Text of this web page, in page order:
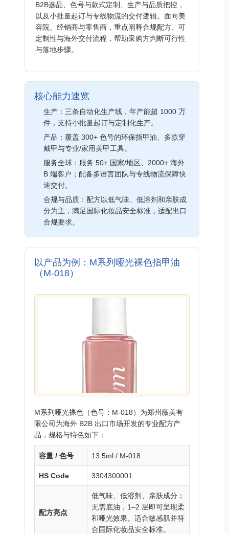
B2B选品、色号与款式定制、生产与品质把控，
以及小批量起订与专线物流的交付逻辑。面向美
容院、经销商与零售商，重点阐释合规配方、可
定制性与海外交付流程，帮助采购方判断可行性
与落地步骤。
核心能力速览
生产：三条自动化生产线，年产能超 1000 万
件，支持小批量起订与定制化生产。
产品：覆盖 300+ 色号的环保指甲油、多款穿
戴甲与专业/家用美甲工具。
服务全球：服务 50+ 国家/地区、2000+ 海外
B 端客户；配备多语言团队与专线物流保障快
速交付。
合规与品质：配方以低气味、低溶剂和亲肤成
分为主，满足国际化妆品安全标准，适配出口
合规要求。
以产品为例：M系列哑光裸色指甲油
（M-018）
M系列哑光裸色（色号：M-018）为郑州薇美有
限公司为海外 B2B 出口市场开发的专业配方产
品，规格与特色如下：
容量 / 色号 13.5ml / M-018
HS Code 3304300001
配方亮点
低气味、低溶剂、亲肤成分；
无需底油，1–2 层即可呈现柔
和哑光效果。适合敏感肌并符
合国际化妆品安全标准。